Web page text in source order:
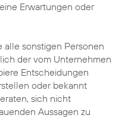
Erwartungen oder
sonstigen Personen
der vom Unternehmen
Entscheidungen
oder bekannt
sich nicht
Aussagen zu